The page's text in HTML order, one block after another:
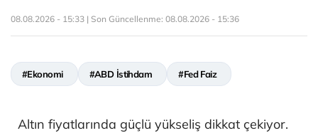
08.08.2026 - 15:33 | Son Güncellenme: 08.08.2026 - 15:36
#Ekonomi #ABD İstihdam #Fed Faiz
Altın fiyatlarında güçlü yükseliş dikkat çekiyor.